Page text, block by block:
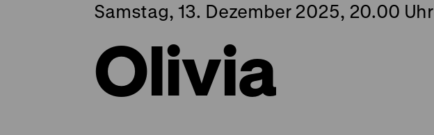
Samstag, 13. Dezember 2025, 20.00 Uhr
Olivia